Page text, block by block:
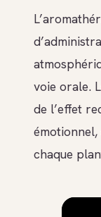
voie orale.
de l’effet
chaque